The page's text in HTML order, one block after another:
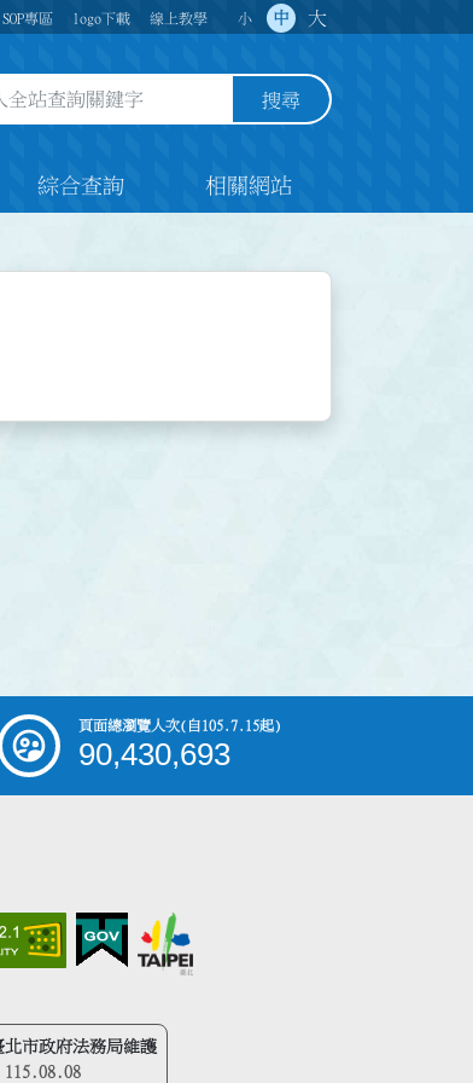
SOP專區 logo下載 線上教學 小 中 大
詢關鍵字欄位 搜尋
綜合查詢 相關網站
頁面總瀏覽人次(自105.7.15起)
90,430,693
北市政府法務局維護
115.08.08